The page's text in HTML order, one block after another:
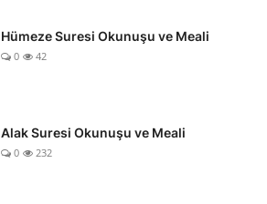
Hümeze Suresi Okunuşu ve Meali
0 42
Alak Suresi Okunuşu ve Meali
0 232